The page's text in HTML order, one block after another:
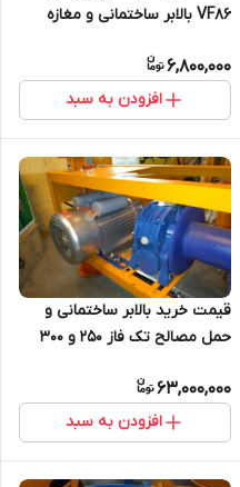
VF86 بالابر ساختمانی و مغازه
6,800,000
افزودن به سبد
قیمت خرید بالابر ساختمانی و
حمل مصالح تک فاز 250 و 300
63,000,000
افزودن به سبد